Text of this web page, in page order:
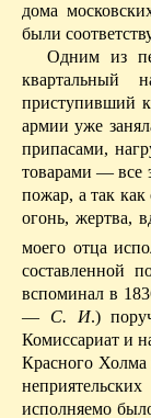
дома
были
Одним из
квартальный
приступивший к
армии уже
припасами,
товарами — все
пожар, а так
огонь, жертва,
моего отца
составленной
вспоминал в
— С. И.)
Комиссариат и
Красного Холма
исполняемо